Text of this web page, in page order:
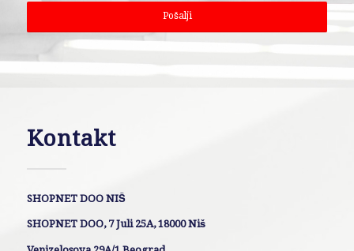
Kontakt
SHOPNET DOO NIŠ
SHOPNET DOO, 7 Juli 25A, 18000 Niš